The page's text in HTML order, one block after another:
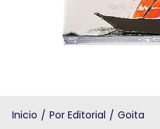
Inicio / Por Editorial / Goita